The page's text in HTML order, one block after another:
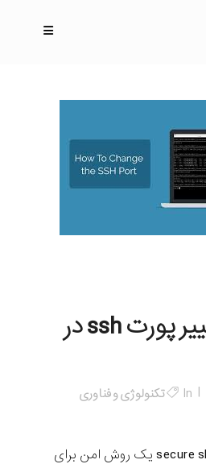
آموزش تغییر پورت ssh در
In
تکنولوژی و فناوری
پروتکل ssh یا secure shell یک روش امن برای